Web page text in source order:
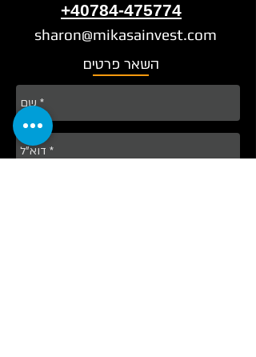
+40784-475774
sharon@mikasainvest.com
השאר פרטים